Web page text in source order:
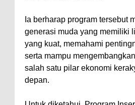
Ia berharap program tersebut
generasi muda yang memiliki
yang kuat, memahami
serta mampu
salah satu pilar ekonomi
depan.